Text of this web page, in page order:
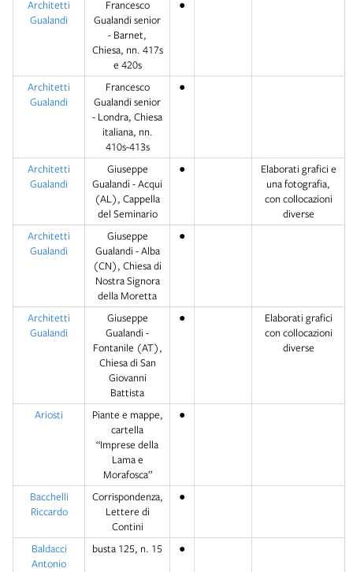
Architetti
Gualandi
Francesco
Gualandi senior
- Barnet,
Chiesa, nn. 417s
e 420s
●
Architetti
Gualandi
Francesco
Gualandi senior
- Londra, Chiesa
italiana, nn.
410s-413s
●
Architetti
Gualandi
Giuseppe
Gualandi - Acqui
(AL), Cappella
del Seminario
●
Elaborati grafici e
una fotografia,
con collocazioni
diverse
Architetti
Gualandi
Giuseppe
Gualandi - Alba
(CN), Chiesa di
Nostra Signora
della Moretta
●
Architetti
Gualandi
Giuseppe
Gualandi -
Fontanile (AT),
Chiesa di San
Giovanni
Battista
●
Elaborati grafici
con collocazioni
diverse
Ariosti
Piante e mappe,
cartella
“Imprese della
Lama e
Morafosca”
●
Bacchelli
Riccardo
Corrispondenza,
Lettere di
Contini
●
Baldacci
Antonio
busta 125, n. 15 ●